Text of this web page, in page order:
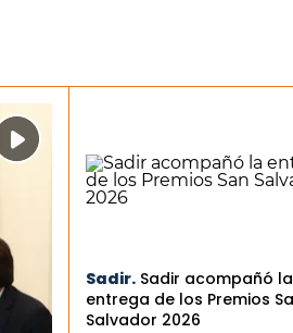
Sadir. Sadir acompañó la
entrega de los Premios
Salvador 2026